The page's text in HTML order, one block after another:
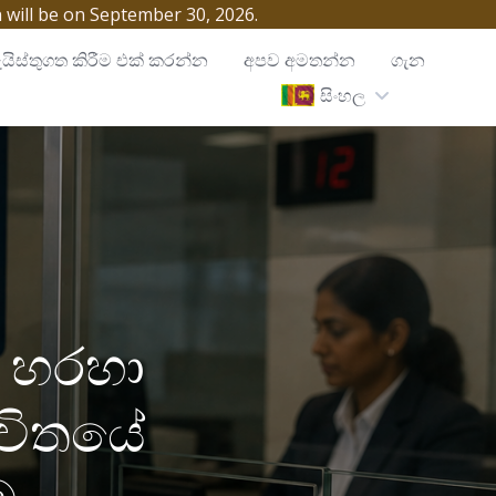
be on September 30, 2026.
කිරීම එක් කරන්න
අපව අමතන්න
ගැන
සිංහල